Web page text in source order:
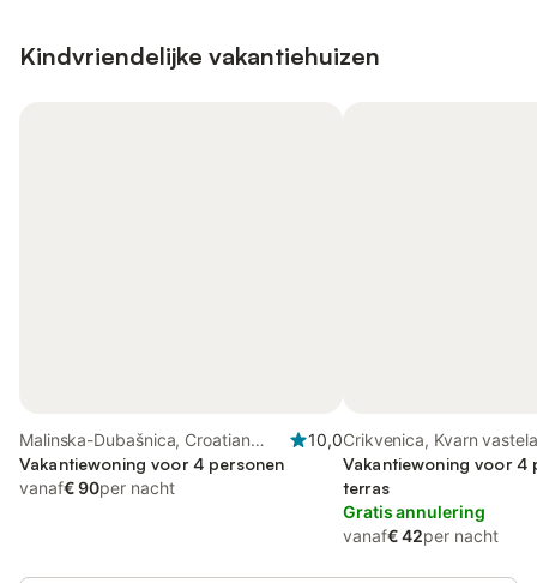
Kindvriendelijke vakantiehuizen
Malinska-Dubašnica, Croatian
Islands
10,0
Vakantiewoning voor 4 personen
vanaf€ 90per nacht
Crikvenica, Kvarn
Vakantiewoning voor 4
terras
Gratis annulering
vanaf€ 42per nacht